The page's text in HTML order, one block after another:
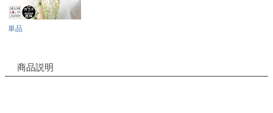
単品
商品説明